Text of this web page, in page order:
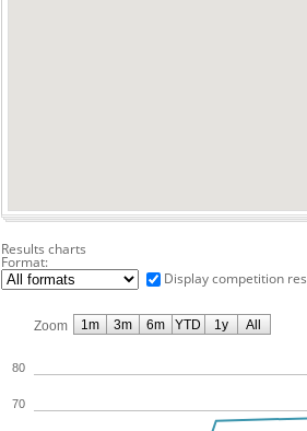
Results charts
Format:
Display competition
Zoom
70
80
1m 3m 6m YTD 1y All